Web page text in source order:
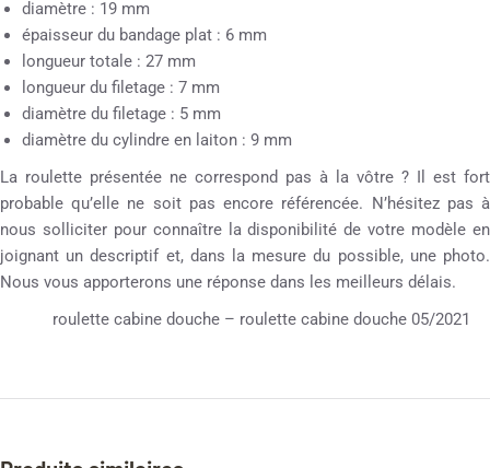
diamètre : 19 mm
épaisseur du bandage plat : 6 mm
longueur totale : 27 mm
longueur du filetage : 7 mm
diamètre du filetage : 5 mm
diamètre du cylindre en laiton : 9 mm
La roulette présentée ne correspond pas à la vôtre ? Il est fort
probable qu’elle ne soit pas encore référencée. N’hésitez pas à
nous solliciter pour connaître la disponibilité de votre modèle en
joignant un descriptif et, dans la mesure du possible, une photo.
Nous vous apporterons une réponse dans les meilleurs délais.
roulette cabine douche – roulette cabine douche 05/2021